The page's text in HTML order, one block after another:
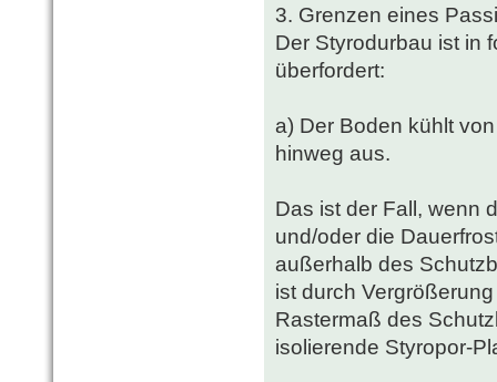
3. Grenzen eines
Der Styrodurbau ist in
überfordert:
a) Der Boden kühlt
hinweg aus.
Das ist der Fall, wenn
und/oder die
außerhalb des
ist durch
Rastermaß des
isolierende Styropor-